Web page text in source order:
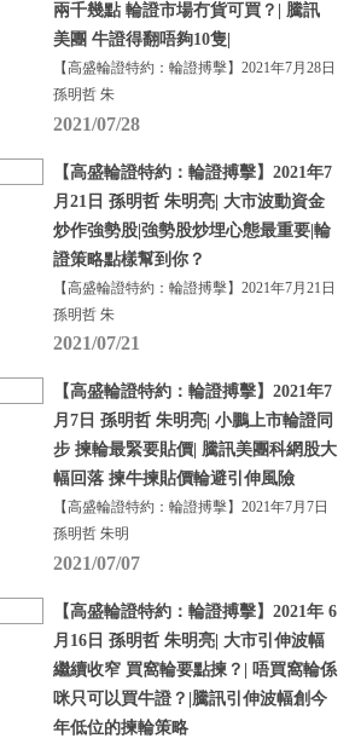
兩千幾點 輪證市場冇貨可買？| 騰訊
美團 牛證得翻唔夠10隻|
【高盛輪證特約：輪證搏擊】2021年7月28日
孫明哲 朱
2021/07/28
【高盛輪證特約：輪證搏擊】2021年7
月21日 孫明哲 朱明亮| 大市波動資金
炒作強勢股|強勢股炒埋心態最重要|輪
證策略點樣幫到你？
【高盛輪證特約：輪證搏擊】2021年7月21日
孫明哲 朱
2021/07/21
【高盛輪證特約：輪證搏擊】2021年7
月7日 孫明哲 朱明亮| 小鵬上市輪證同
步 揀輪最緊要貼價| 騰訊美團科網股大
幅回落 揀牛揀貼價輪避引伸風險
【高盛輪證特約：輪證搏擊】2021年7月7日
孫明哲 朱明
2021/07/07
【高盛輪證特約：輪證搏擊】2021年 6
月16日 孫明哲 朱明亮| 大市引伸波幅
繼續收窄 買窩輪要點揀？| 唔買窩輪係
咪只可以買牛證？|騰訊引伸波幅創今
年低位的揀輪策略